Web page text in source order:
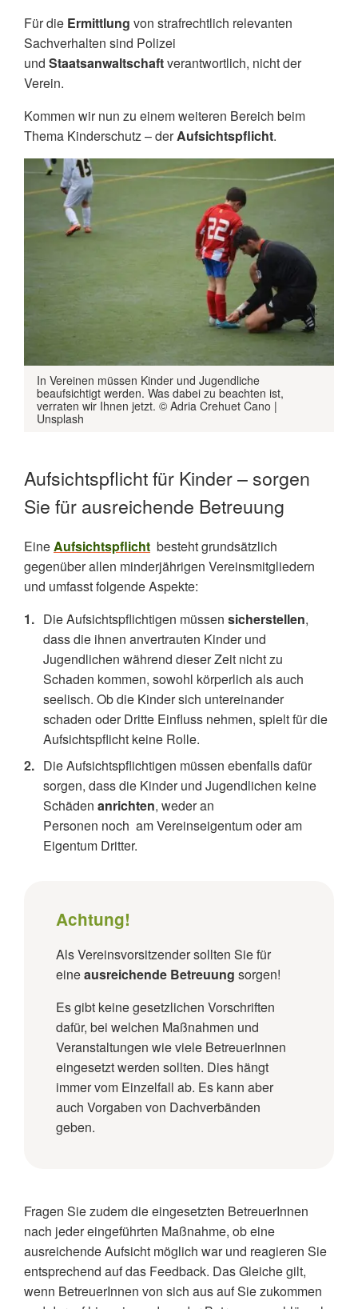
Für die Ermittlung von strafrechtlich relevanten
Sachverhalten sind Polizei
und Staatsanwaltschaftverantwortlich, nicht der
Verein.
Kommen wir nun zu einem weiteren Bereich beim
Thema Kinderschutz – derAufsichtspflicht.
In Vereinen müssen Kinder und Jugendliche
beaufsichtigt werden. Was dabei zu beachten ist,
verraten wir Ihnen jetzt. © Adria Crehuet Cano |
Unsplash
Aufsichtspflicht für Kinder – sorgen
Sie für ausreichende Betreuung
EineAufsichtspflicht besteht grundsätzlich
gegenüber allen minderjährigen Vereinsmitgliedern
und umfasst folgende Aspekte:
Die Aufsichtspflichtigen müssen sicherstellen,
dass die ihnen anvertrauten Kinder und
Jugendlichen während dieser Zeit nicht zu
Schaden kommen, sowohl körperlich als auch
seelisch. Ob die Kinder sich untereinander
schaden oder Dritte Einfluss nehmen, spielt für die
Aufsichtspflicht keine Rolle.
Die Aufsichtspflichtigen müssen ebenfalls dafür
sorgen, dass die Kinder und Jugendlichen keine
Schäden anrichten, wederan
Personen noch amVereinseigentumoderam
Eigentum Dritter.
Achtung!
Als Vereinsvorsitzender sollten Sie für
eineausreichende Betreuung sorgen!
Es gibt keine gesetzlichen Vorschriften
dafür, bei welchen Maßnahmen und
Veranstaltungen wie viele BetreuerInnen
eingesetzt werden sollten. Dies hängt
immer vom Einzelfall ab. Es kann aber
auch Vorgaben von Dachverbänden
geben.
Fragen Sie zudem die eingesetzten BetreuerInnen
nach jeder eingeführten Maßnahme, ob eine
ausreichende Aufsicht möglich war und reagieren Sie
entsprechend auf das Feedback. Das Gleiche gilt,
wenn BetreuerInnen von sich aus auf Sie zukommen